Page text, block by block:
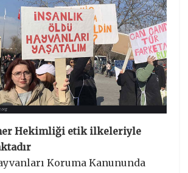
Hekimliği etik ilkeleriyle
Koruma Kanununda